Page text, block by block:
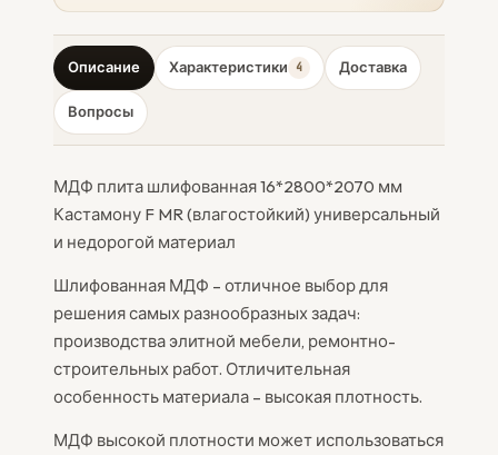
Описание Характеристики 4 Доставка
Вопросы
МДФ плита шлифованная 16*2800*2070 мм
Кастамону F MR (влагостойкий) универсальный
и недорогой материал
Шлифованная МДФ – отличное выбор для
решения самых разнообразных задач:
производства элитной мебели, ремонтно-
строительных работ. Отличительная
особенность материала – высокая плотность.
МДФ высокой плотности может использоваться